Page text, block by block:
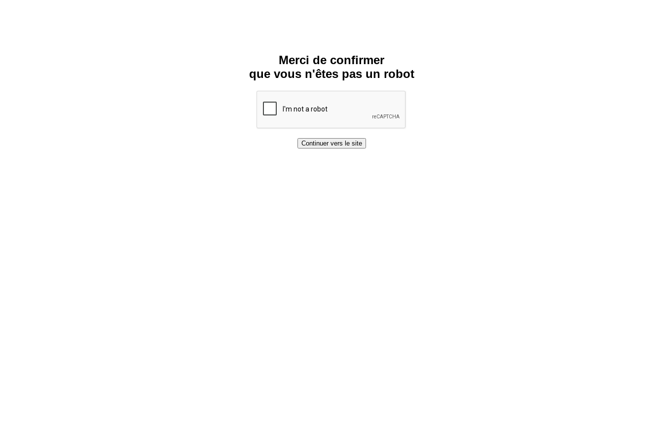
Merci de confirmer
que vous n'êtes pas un robot
Continuer vers le site